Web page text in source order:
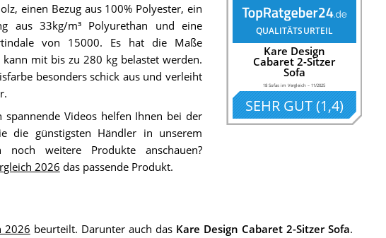
QUALITÄTSURTEIL
Kare Design
Cabaret 2-Sitzer
Sofa
18 Sofas im Vergleich –11/2025
SEHR GUT(1,4)
einen Bezug aus 100% Polyester, ein
aus 33kg/m³ Polyurethan und eine
von 15000. Es hat die Maße
mit bis zu 280 kg belastet werden.
besonders schick aus und verleiht
spannende Videos helfen Ihnen bei der
die günstigsten Händler in unserem
weitere Produkte anschauen?
2026 das passende Produkt.
2026 beurteilt. Darunter auch das Kare Design Cabaret 2-Sitzer Sofa.